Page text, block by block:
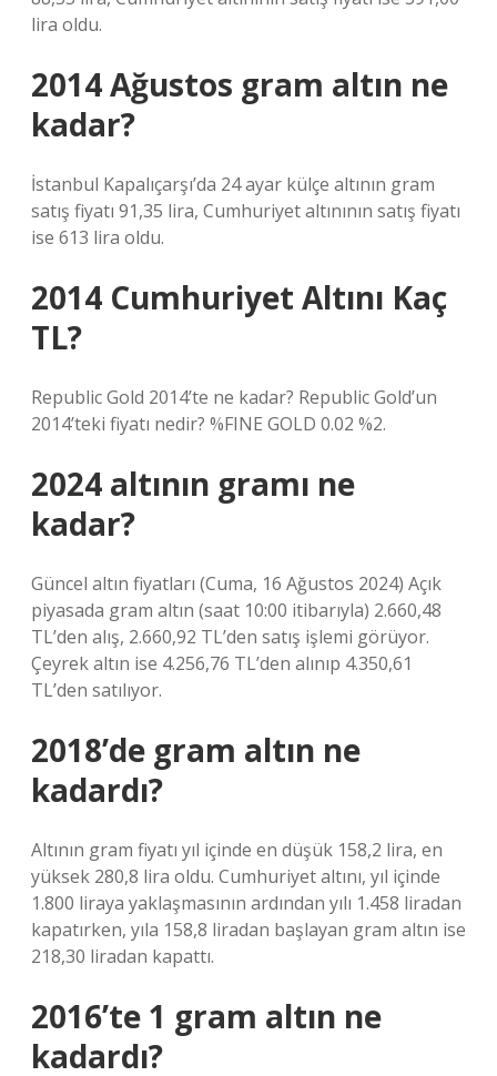
lira oldu.
2014 Ağustos gram altın ne
kadar?
İstanbul Kapalıçarşı’da 24 ayar külçe altının gram
satış fiyatı 91,35 lira, Cumhuriyet altınının satış fiyatı
ise 613 lira oldu.
2014 Cumhuriyet Altını Kaç
TL?
Republic Gold 2014’te ne kadar? Republic Gold’un
2014’teki fiyatı nedir? %FINE GOLD 0.02 %2.
2024 altının gramı ne
kadar?
Güncel altın fiyatları (Cuma, 16 Ağustos 2024) Açık
piyasada gram altın (saat 10:00 itibarıyla) 2.660,48
TL’den alış, 2.660,92 TL’den satış işlemi görüyor.
Çeyrek altın ise 4.256,76 TL’den alınıp 4.350,61
TL’den satılıyor.
2018’de gram altın ne
kadardı?
Altının gram fiyatı yıl içinde en düşük 158,2 lira, en
yüksek 280,8 lira oldu. Cumhuriyet altını, yıl içinde
1.800 liraya yaklaşmasının ardından yılı 1.458 liradan
kapatırken, yıla 158,8 liradan başlayan gram altın ise
218,30 liradan kapattı.
2016’te 1 gram altın ne
kadardı?